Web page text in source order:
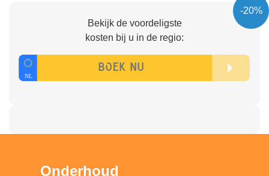
-20%
Bekijk de voordeligste
kosten bij u in de regio:
Onderhoud